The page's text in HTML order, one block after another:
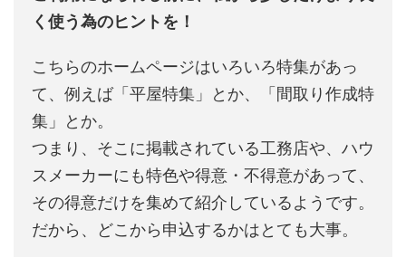
く使う為のヒントを！
こちらのホームページはいろいろ特集があっ
て、例えば「平屋特集」とか、「間取り作成特
集」とか。
つまり、そこに掲載されている工務店や、ハウ
スメーカーにも特色や得意・不得意があって、
その得意だけを集めて紹介しているようです。
だから、どこから申込するかはとても大事。